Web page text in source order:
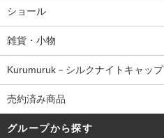
ショール
雑貨・小物
Kurumuruk－シルクナイトキャップ
売約済み商品
グループから探す